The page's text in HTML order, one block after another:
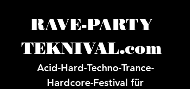
RAVE-PARTY
TEKNIVAL.com
Acid-Hard-Techno-Trance-
Hardcore-Festival für